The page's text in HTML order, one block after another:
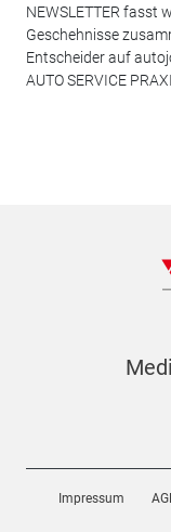
NEWSLETTER fasst
Geschehnisse
Entscheider auf
AUTO SERVICE
Impressum